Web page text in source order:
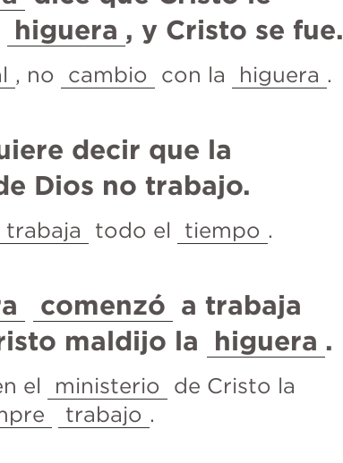
higuera , y Cristo se fue.
, no cambio con la higuera .
Dios no trabajo.
trabaja todo el tiempo .
comenzó a trabaja
maldijo la higuera .
el ministerio de Cristo la
trabajo .